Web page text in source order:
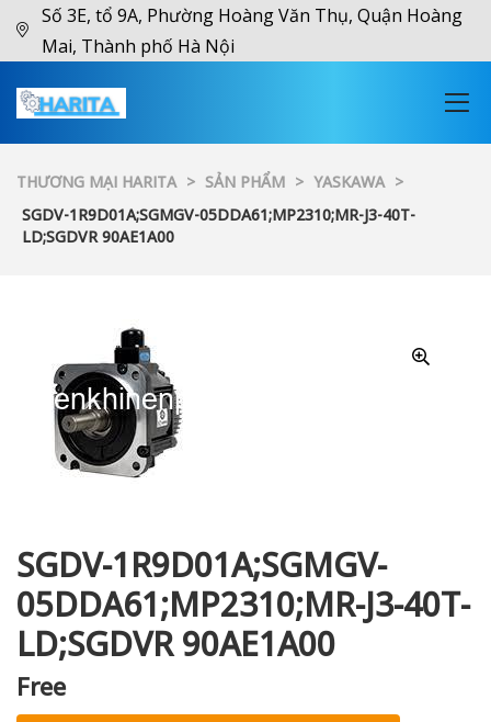
Số 3E, tổ 9A, Phường Hoàng Văn Thụ, Quận Hoàng
Mai, Thành phố Hà Nội
THƯƠNG MẠI HARITA > SẢN PHẨM > YASKAWA >
SGDV-1R9D01A;SGMGV-05DDA61;MP2310;MR-J3-40T-
LD;SGDVR 90AE1A00
SGDV-1R9D01A;SGMGV-
05DDA61;MP2310;MR-J3-40T-
LD;SGDVR 90AE1A00
Free
XNK